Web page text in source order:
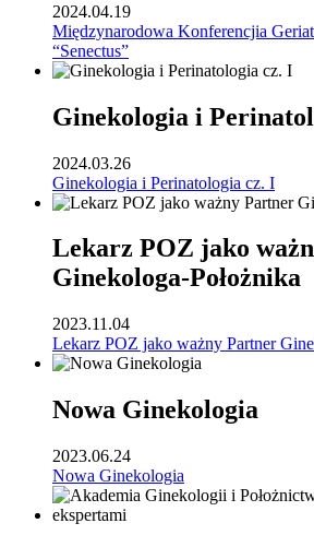
2024.04.19
Międzynarodowa Konferencjia
“Senectus”
Ginekologia i
2024.03.26
Ginekologia i Perinatologia cz. I
Lekarz POZ jako
Ginekologa-Położnika
2023.11.04
Lekarz POZ jako ważny Partner
Nowa Ginekologia
2023.06.24
Nowa Ginekologia